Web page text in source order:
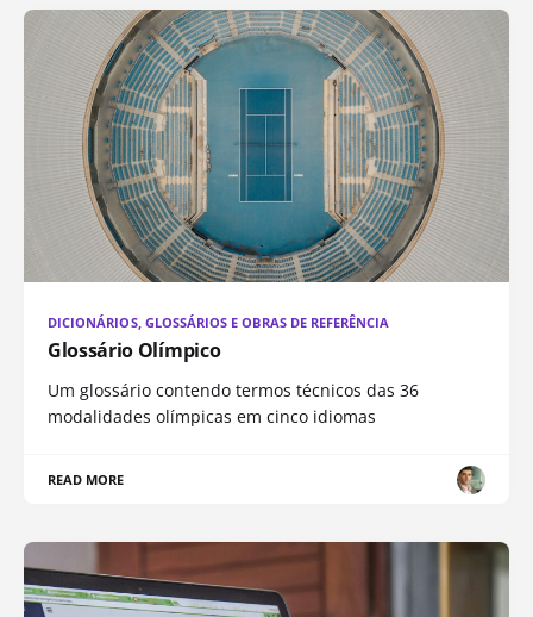
DICIONÁRIOS, GLOSSÁRIOS E OBRAS DE REFERÊNCIA
Glossário Olímpico
Um glossário contendo termos técnicos das 36
modalidades olímpicas em cinco idiomas
READ MORE